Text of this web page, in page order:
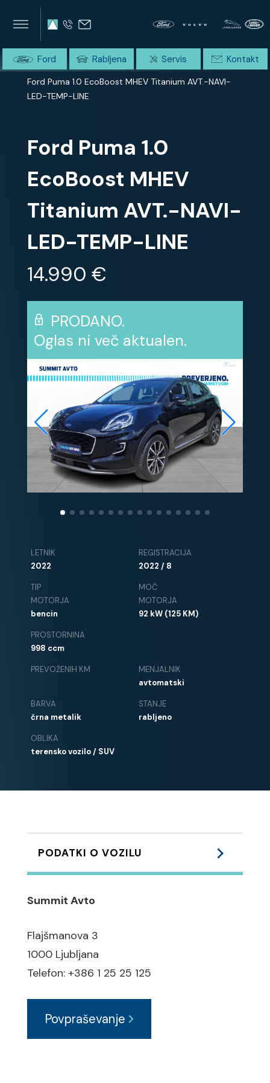
SUMMIT AVTO
Home
Domov
Celotna ponudba
Ford Puma 1.0 EcoBoost MHEV Titanium AVT.-NAVI-
LED-TEMP-LINE
Ford Puma 1.0
EcoBoost MHEV
Titanium AVT.-NAVI-
LED-TEMP-LINE
14.990 €
PRODANO.
Oglas ni več aktualen.
LETNIK
2022
REGISTRACIJA
2022 / 8
TIP
MOTORJA
bencin
MOČ
MOTORJA
92 kW (125 KM)
PROSTORNINA
998 ccm
PREVOŽENIH KM
MENJALNIK
avtomatski
BARVA
črna metalik
STANJE
rabljeno
OBLIKA
terensko vozilo / SUV
PODATKI O VOZILU
ESP elektronski program
ASR regulacija zdrsa pogonskih
koles
Summit Avto
Flajšmanova 3
1000 Ljubljana
Telefon: +386 1 25 25 125
Povpraševanje
Ford Rabljena Servis Kontakt
×
×